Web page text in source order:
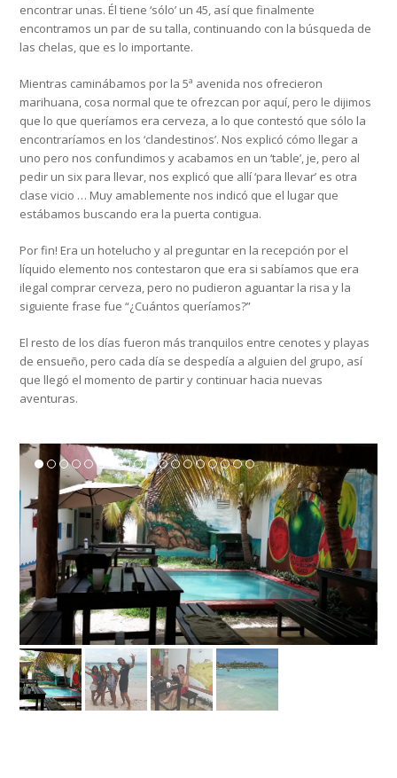
encontrar unas. Él tiene ‘sólo’ un 45, así que finalmente
encontramos un par de su talla, continuando con la búsqueda de
las chelas, que es lo importante.
Mientras caminábamos por la 5ª avenida nos ofrecieron
marihuana, cosa normal que te ofrezcan por aquí, pero le dijimos
que lo que queríamos era cerveza, a lo que contestó que sólo la
encontraríamos en los ‘clandestinos’. Nos explicó cómo llegar a
uno pero nos confundimos y acabamos en un ‘table’, je, pero al
pedir un six para llevar, nos explicó que allí ‘para llevar’ es otra
clase vicio … Muy amablemente nos indicó que el lugar que
estábamos buscando era la puerta contigua.
Por fin! Era un hotelucho y al preguntar en la recepción por el
líquido elemento nos contestaron que era si sabíamos que era
ilegal comprar cerveza, pero no pudieron aguantar la risa y la
siguiente frase fue “¿Cuántos queríamos?”
El resto de los días fueron más tranquilos entre cenotes y playas
de ensueño, pero cada día se despedía a alguien del grupo, así
que llegó el momento de partir y continuar hacia nuevas
aventuras.